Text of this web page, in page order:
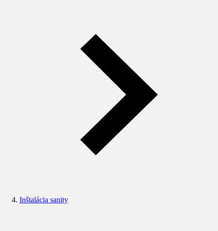
Inštalácia sanity